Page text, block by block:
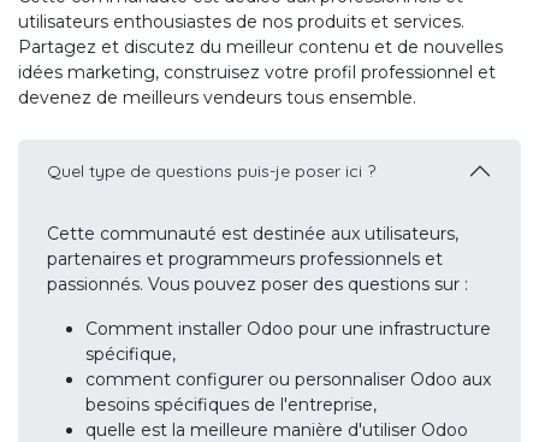
utilisateurs enthousiastes de nos produits et services.
Partagez et discutez du meilleur contenu et de nouvelles
idées marketing, construisez votre profil professionnel et
devenez de meilleurs vendeurs tous ensemble.
Quel type de questions puis-je poser ici ?
Cette communauté est destinée aux utilisateurs,
partenaires et programmeurs professionnels et
passionnés. Vous pouvez poser des questions sur :
Comment installer Odoo pour une infrastructure
spécifique,
comment configurer ou personnaliser Odoo aux
besoins spécifiques de l'entreprise,
quelle est la meilleure manière d'utiliser Odoo